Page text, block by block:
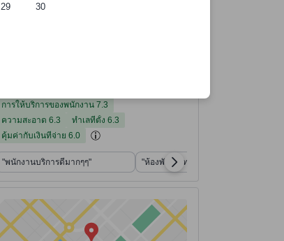
29 30
การให้บริการของพนักงาน 7.3
ความสะอาด 6.3
ทำเลที่ตั้ง 6.3
คุ้มค่ากับเงินที่จ่าย 6.0
"พนักงานบริการดีมากๆๆ" "ห้องพักวินเทจ"